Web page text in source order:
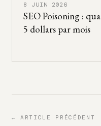
8 JUIN 2026
SEO Poisoning :
5 dollars par mois
← ARTICLE PRÉCÉDENT